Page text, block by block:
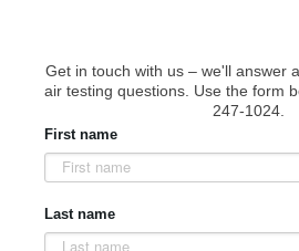
Get in touch with us – we'll answer
air testing questions. Use the form
247-1024.
First name
Last name